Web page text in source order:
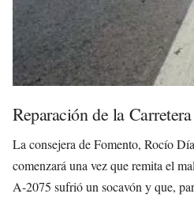
Reparación de la
La consejera de Fomento, Rocío
comenzará una vez que remita el
A-2075 sufrió un socavón y que,